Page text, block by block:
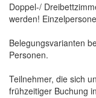
Doppel-/
werden!
Belegungsvarianten
Personen.
Teilnehmer, die sich
frühzeitiger Buchung